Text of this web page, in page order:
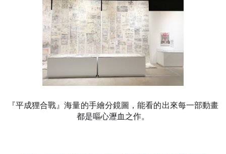
『平成狸合戰』海量的手繪分鏡圖，能看的出來每一部動畫
都是嘔心瀝血之作。